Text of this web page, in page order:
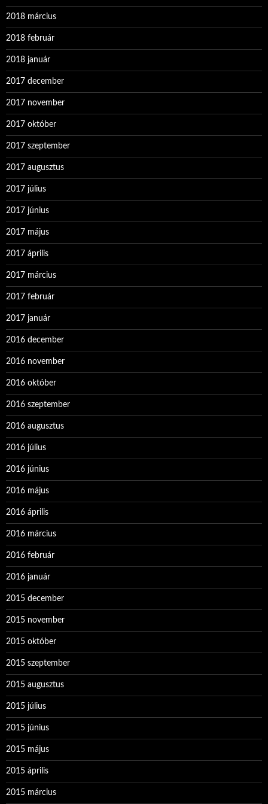
2018 március
2018 február
2018 január
2017 december
2017 november
2017 október
2017 szeptember
2017 augusztus
2017 július
2017 június
2017 május
2017 április
2017 március
2017 február
2017 január
2016 december
2016 november
2016 október
2016 szeptember
2016 augusztus
2016 július
2016 június
2016 május
2016 április
2016 március
2016 február
2016 január
2015 december
2015 november
2015 október
2015 szeptember
2015 augusztus
2015 július
2015 június
2015 május
2015 április
2015 március